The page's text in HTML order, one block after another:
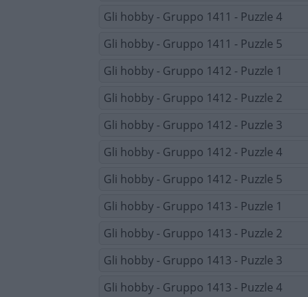
Gli hobby - Gruppo 1411 - Puzzle 4
Gli hobby - Gruppo 1411 - Puzzle 5
Gli hobby - Gruppo 1412 - Puzzle 1
Gli hobby - Gruppo 1412 - Puzzle 2
Gli hobby - Gruppo 1412 - Puzzle 3
Gli hobby - Gruppo 1412 - Puzzle 4
Gli hobby - Gruppo 1412 - Puzzle 5
Gli hobby - Gruppo 1413 - Puzzle 1
Gli hobby - Gruppo 1413 - Puzzle 2
Gli hobby - Gruppo 1413 - Puzzle 3
Gli hobby - Gruppo 1413 - Puzzle 4